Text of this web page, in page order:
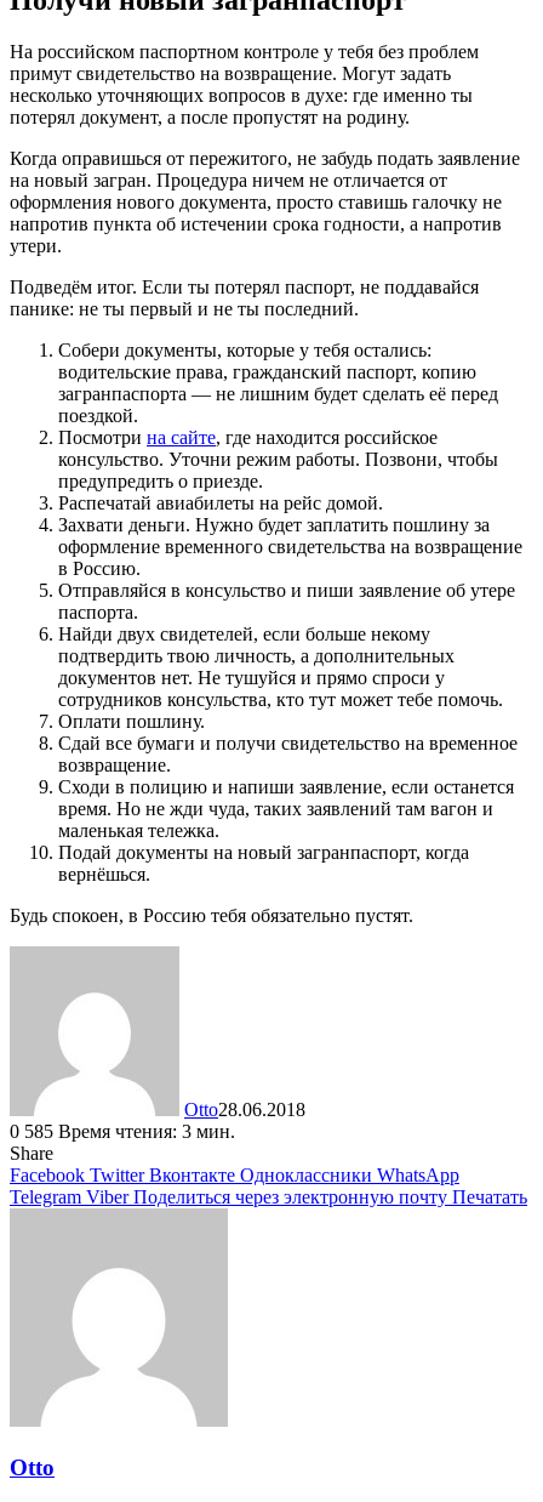
На российском паспортном контроле у тебя без проблем
примут свидетельство на возвращение. Могут задать
несколько уточняющих вопросов в духе: где именно ты
потерял документ, а после пропустят на родину.
Когда оправишься от пережитого, не забудь подать заявление
на новый загран. Процедура ничем не отличается от
оформления нового документа, просто ставишь галочку не
напротив пункта об истечении срока годности, а напротив
утери.
Подведём итог. Если ты потерял паспорт, не поддавайся
панике: не ты первый и не ты последний.
Собери документы, которые у тебя остались:
водительские права, гражданский паспорт, копию
загранпаспорта — не лишним будет сделать её перед
поездкой.
Посмотри на сайте, где находится российское
консульство. Уточни режим работы. Позвони, чтобы
предупредить о приезде.
Распечатай авиабилеты на рейс домой.
Захвати деньги. Нужно будет заплатить пошлину за
оформление временного свидетельства на возвращение
в Россию.
Отправляйся в консульство и пиши заявление об утере
паспорта.
Найди двух свидетелей, если больше некому
подтвердить твою личность, а дополнительных
документов нет. Не тушуйся и прямо спроси у
сотрудников консульства, кто тут может тебе помочь.
Оплати пошлину.
Сдай все бумаги и получи свидетельство на временное
возвращение.
Сходи в полицию и напиши заявление, если останется
время. Но не жди чуда, таких заявлений там вагон и
маленькая тележка.
Подай документы на новый загранпаспорт, когда
вернёшься.
Будь спокоен, в Россию тебя обязательно пустят.
Otto28.06.2018
0 585 Время чтения: 3 мин.
Share
Facebook Twitter Вконтакте Одноклассники WhatsApp
Telegram Viber Поделиться через электронную почту Печатать
Otto